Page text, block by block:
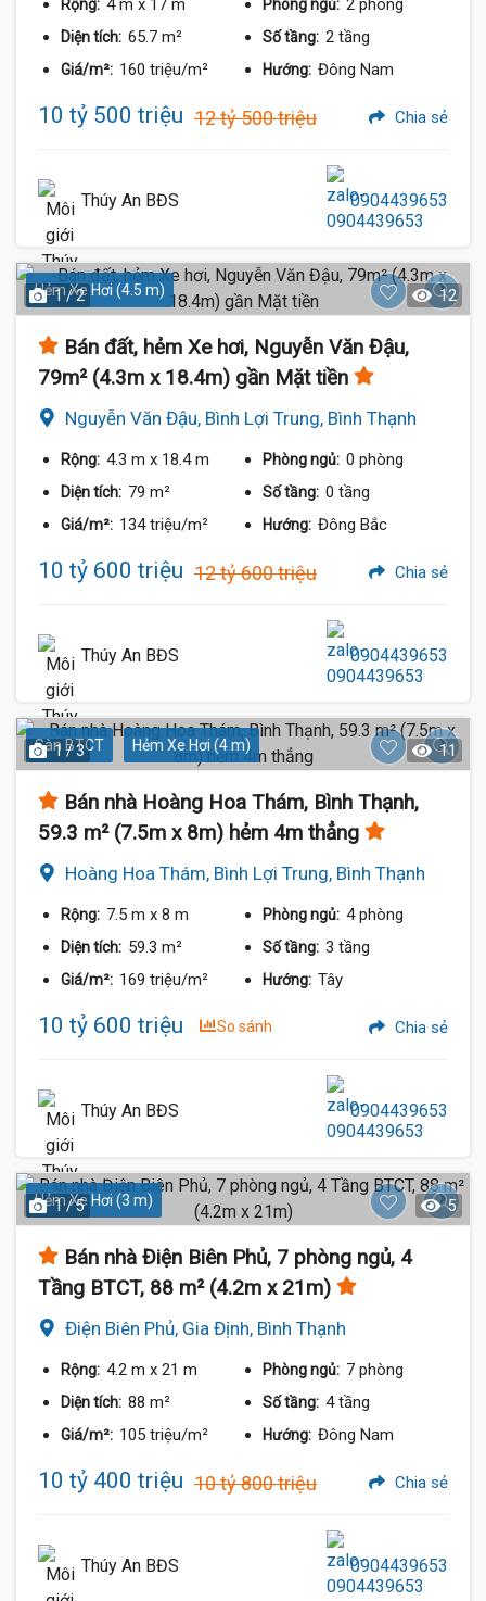
Rộng: 4 m x 17 m Phòng ngủ: 2 phòng
Diện tích: 65.7 m² Số tầng: 2 tầng
Giá/m²: 160 triệu/m² Hướng: Đông Nam
10 tỷ 500 triệu 12 tỷ 500 triệu Chia sẻ
Thúy An BĐS 0904439653
Hẻm Xe Hơi (4.5 m)
1 / 2 12
Bán đất, hẻm Xe hơi, Nguyễn Văn Đậu,
79m² (4.3m x 18.4m) gần Mặt tiền
Nguyễn Văn Đậu, Bình Lợi Trung, Bình Thạnh
Rộng: 4.3 m x 18.4 m Phòng ngủ: 0 phòng
Diện tích: 79 m² Số tầng: 0 tầng
Giá/m²: 134 triệu/m² Hướng: Đông Bắc
10 tỷ 600 triệu 12 tỷ 600 triệu Chia sẻ
Thúy An BĐS 0904439653
Sàn BTCT Hẻm Xe Hơi (4 m)
1 / 3 11
Bán nhà Hoàng Hoa Thám, Bình Thạnh,
59.3 m² (7.5m x 8m) hẻm 4m thẳng
Hoàng Hoa Thám, Bình Lợi Trung, Bình Thạnh
Rộng: 7.5 m x 8 m Phòng ngủ: 4 phòng
Diện tích: 59.3 m² Số tầng: 3 tầng
Giá/m²: 169 triệu/m² Hướng: Tây
10 tỷ 600 triệu So sánh Chia sẻ
Thúy An BĐS 0904439653
Hẻm Xe Hơi (3 m)
1 / 5 5
Bán nhà Điện Biên Phủ, 7 phòng ngủ, 4
Tầng BTCT, 88 m² (4.2m x 21m)
Điện Biên Phủ, Gia Định, Bình Thạnh
Rộng: 4.2 m x 21 m Phòng ngủ: 7 phòng
Diện tích: 88 m² Số tầng: 4 tầng
Giá/m²: 105 triệu/m² Hướng: Đông Nam
10 tỷ 400 triệu 10 tỷ 800 triệu Chia sẻ
Thúy An BĐS 0904439653